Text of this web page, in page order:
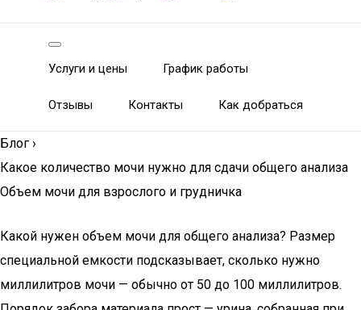
Услуги и цены График работы
Отзывы Контакты Как добраться
Блог ›
Какое количество мочи нужно для сдачи общего анализа
Объем мочи для взрослого и грудничка
Какой нужен объем мочи для общего анализа? Размер
специальной емкости подсказывает, сколько нужно
миллилитров мочи — обычно от 50 до 100 миллилитров.